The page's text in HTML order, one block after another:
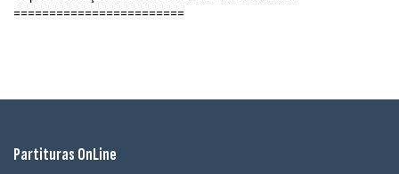
========================
Partituras OnLine